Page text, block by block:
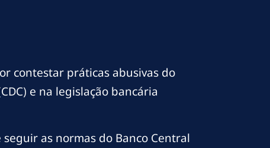
contestar práticas abusivas do
e na legislação bancária
as normas do Banco Central